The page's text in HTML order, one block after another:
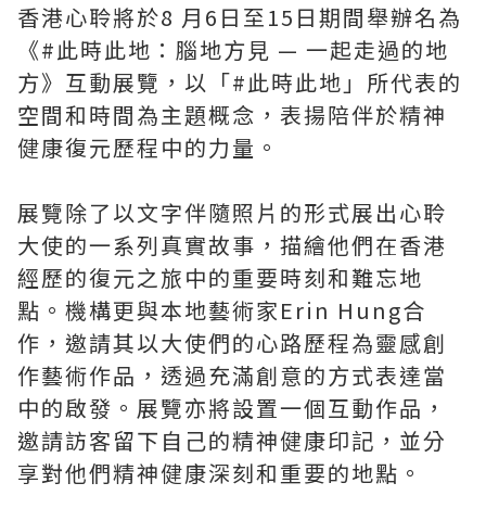
香港心聆將於8 月6日至15日期間舉辦名為
《#此時此地：腦地方見 — 一起走過的地
方》互動展覽，以「#此時此地」所代表的
空間和時間為主題概念，表揚陪伴於精神
健康復元歷程中的力量。
展覽除了以文字伴隨照片的形式展出心聆
大使的一系列真實故事，描繪他們在香港
經歷的復元之旅中的重要時刻和難忘地
點。機構更與本地藝術家Erin Hung合
作，邀請其以大使們的心路歷程為靈感創
作藝術作品，透過充滿創意的方式表達當
中的啟發。展覽亦將設置一個互動作品，
邀請訪客留下自己的精神健康印記，並分
享對他們精神健康深刻和重要的地點。